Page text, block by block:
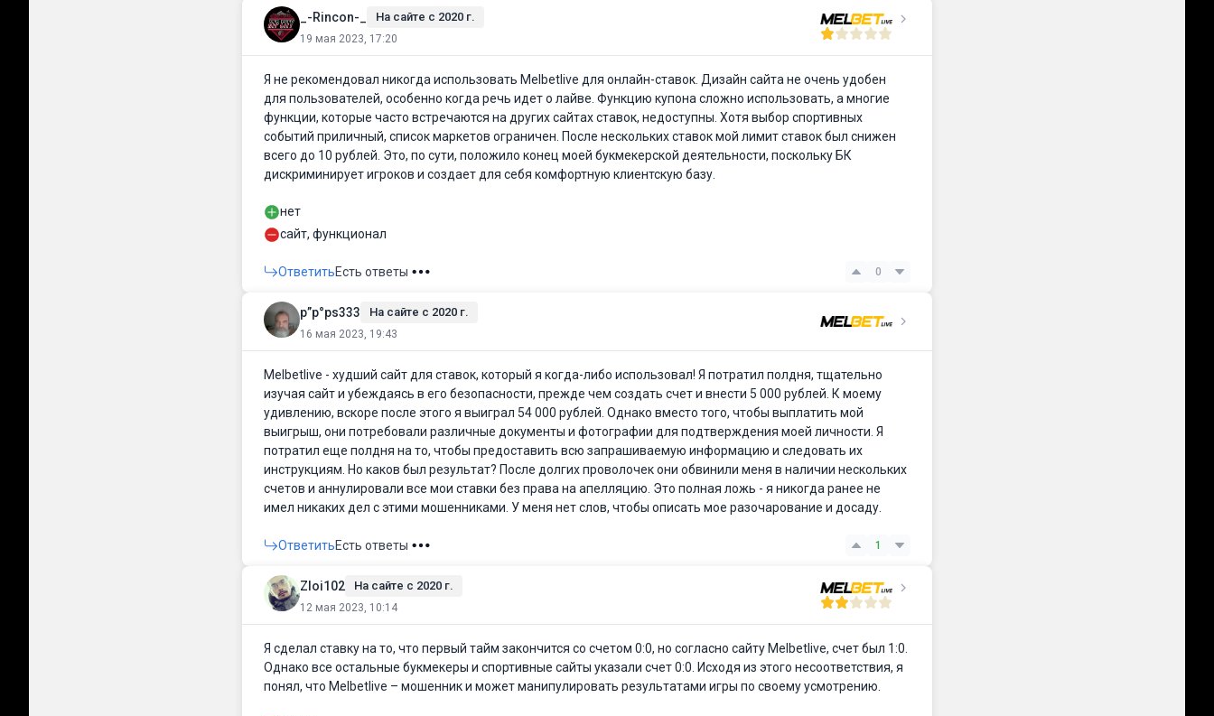
_-Rincon-_ На сайте c 2020 г.
19 мая 2023, 17:20
Я не рекомендовал никогда использовать Melbetlive для онлайн-ставок. Дизайн сайта не очень удобен
для пользователей, особенно когда речь идет о лайве. Функцию купона сложно использовать, а многие
функции, которые часто встречаются на других сайтах ставок, недоступны. Хотя выбор спортивных
событий приличный, список маркетов ограничен. После нескольких ставок мой лимит ставок был снижен
всего до 10 рублей. Это, по сути, положило конец моей букмекерской деятельности, поскольку БК
дискриминирует игроков и создает для себя комфортную клиентскую базу.
нет
сайт, функционал
ОтветитьЕсть ответы 0
р”р°рѕ333 На сайте c 2020 г.
16 мая 2023, 19:43
Melbetlive - худший сайт для ставок, который я когда-либо использовал! Я потратил полдня, тщательно
изучая сайт и убеждаясь в его безопасности, прежде чем создать счет и внести 5 000 рублей. К моему
удивлению, вскоре после этого я выиграл 54 000 рублей. Однако вместо того, чтобы выплатить мой
выигрыш, они потребовали различные документы и фотографии для подтверждения моей личности. Я
потратил еще полдня на то, чтобы предоставить всю запрашиваемую информацию и следовать их
инструкциям. Но каков был результат? После долгих проволочек они обвинили меня в наличии нескольких
счетов и аннулировали все мои ставки без права на апелляцию. Это полная ложь - я никогда ранее не
имел никаких дел с этими мошенниками. У меня нет слов, чтобы описать мое разочарование и досаду.
ОтветитьЕсть ответы 1
Zloi102 На сайте c 2020 г.
12 мая 2023, 10:14
Я сделал ставку на то, что первый тайм закончится со счетом 0:0, но согласно сайту Melbetlive, счет был 1:0.
Однако все остальные букмекеры и спортивные сайты указали счет 0:0. Исходя из этого несоответствия, я
понял, что Melbetlive – мошенник и может манипулировать результатами игры по своему усмотрению.